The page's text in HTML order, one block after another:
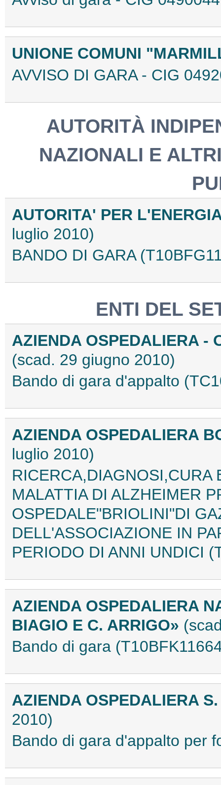
UNIONE COMUNI
AVVISO DI GARA - CIG
AUTORITÀ
NAZIONALI E
AUTORITA' PER
luglio 2010)
BANDO DI GARA
ENTI DEL
AZIENDA OSPEDALIERA -
(scad. 29 giugno 2010)
Bando di gara d'appalto
AZIENDA OSPEDALIERA
luglio 2010)
RICERCA,DIAGNOSI,CURA
MALATTIA DI ALZHEIMER
OSPEDALE"BRIOLINI"DI
DELL'ASSOCIAZIONE IN
PERIODO DI ANNI UNDICI
AZIENDA OSPEDALIERA
BIAGIO E C. ARRIGO»
Bando di gara
AZIENDA OSPEDALIERA
2010)
Bando di gara d'appalto per